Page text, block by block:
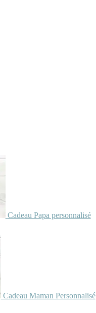
Cadeau Papa personnalisé
Cadeau Maman Personnalisé